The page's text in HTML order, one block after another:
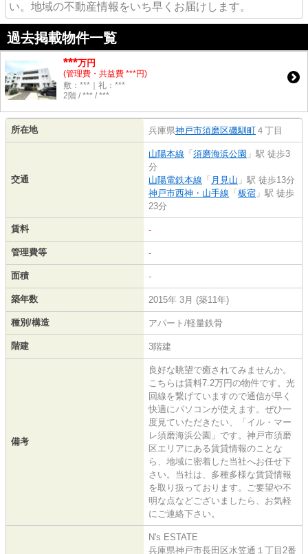
い。地域の不動産情報をいち早くお届けします。
過去掲載物件一覧
***万円
(管理費・共益費 ***円)
敷：***｜礼：***
2階 / *** / ***
所在地 兵庫県神戸市須磨区磯馴町 ４丁目
交通
山陽本線 「 須磨海浜公園 」駅 徒歩3
分
山陽電鉄本線 「 月見山 」駅 徒歩13分
神戸市西神・山手線 「 板宿 」駅 徒歩
23分
賃料 -
管理費等 -
面積 -
築年数 2015年 3月 (築11年)
種別/構造 アパート/軽量鉄骨
階建 3階建
備考
良好な眺望で癒されてみませんか。
こちらは賃料7.2万円の物件です。光
回線を繋げていますので通信が早く
快適にパソコンが使えます。ぜひ一
度見ていただきたい、「イル・マー
レ須磨海浜公園」です。神戸市須磨
区エリアにある賃貸情報のことな
ら、地域に密着した当社へお任せ下
さい。当社は、多種多様な賃貸情報
を取り扱っております。ご要望や不
明な点などございましたら、お気軽
にご連絡下さい。
N's ESTATE
兵庫県神戸市長田区水笠通１丁目2番